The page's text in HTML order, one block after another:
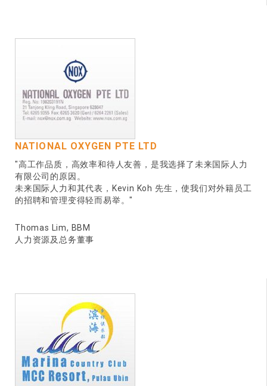
NATIONAL OXYGEN PTE LTD
"高工作品质，高效率和待人友善，是我选择了未来国际人力
有限公司的原因。
未来国际人力和其代表，Kevin Koh 先生，使我们对外籍员工
的招聘和管理变得轻而易举。"
Thomas Lim, BBM
人力资源及总务董事